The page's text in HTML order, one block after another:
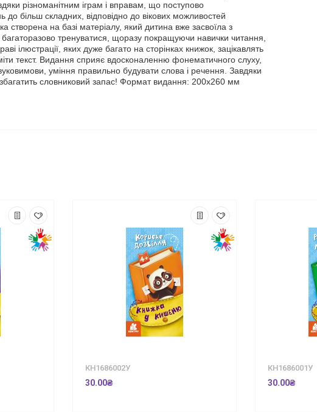
різноманітним іграм і вправам, що поступово
до більш складних, відповідно до вікових можливостей
створена на базі матеріалу, який дитина вже засвоїла з
тренуватися, щоразу покращуючи навички читання,
ілюстрації, яких дуже багато на сторінках книжок, зацікавлять
текст. Видання сприяє вдосконаленню фонематичного слуху,
уміння правильно будувати слова і речення. Завдяки
словниковий запас! Формат видання: 200х260 мм
КН1686002У
30.00₴
КН1686001У
30.00₴